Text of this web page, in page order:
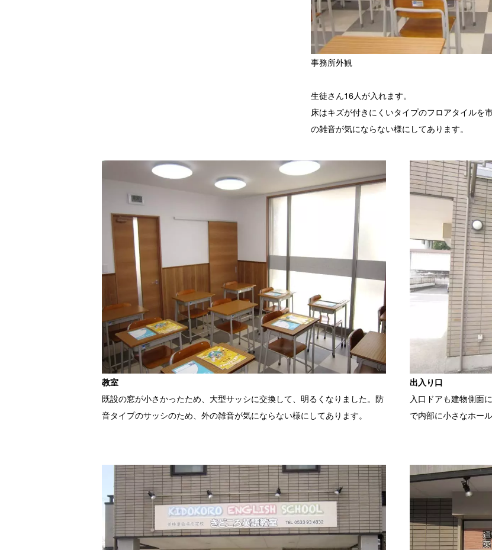
事務所外観
生徒さん16人が入れます。
床はキズが付きにくいタイプのフロアタイルを
の雑音が気にならない様にしてあります。
教室
既設の窓が小さかったため、大型サッシに交換して、明るくなりました。防
音タイプのサッシのため、外の雑音が気にならない様にしてあります。
出入り口
入口ドアも建物側面
で内部に小さなホー